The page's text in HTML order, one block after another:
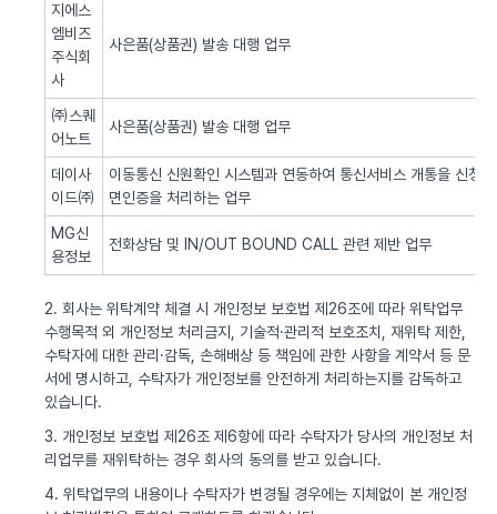
지에스
엠비즈
주식회
사
사은품(상품권) 발송 대행 업무
㈜스퀘
어노트
사은품(상품권) 발송 대행 업무
데이사
이드㈜
이동통신 신원확인 시스템과 연동하여 통신서비스 개통을 신청
면인증을 처리하는 업무
MG신
용정보
전화상담 및 IN/OUT BOUND CALL 관련 제반 업무
2. 회사는 위탁계약 체결 시 개인정보 보호법 제26조에 따라 위탁업무
수행목적 외 개인정보 처리금지, 기술적·관리적 보호조치, 재위탁 제한,
수탁자에 대한 관리·감독, 손해배상 등 책임에 관한 사항을 계약서 등 문
서에 명시하고, 수탁자가 개인정보를 안전하게 처리하는지를 감독하고
있습니다.
3. 개인정보 보호법 제26조 제6항에 따라 수탁자가 당사의 개인정보 처
리업무를 재위탁하는 경우 회사의 동의를 받고 있습니다.
4. 위탁업무의 내용이나 수탁자가 변경될 경우에는 지체없이 본 개인정